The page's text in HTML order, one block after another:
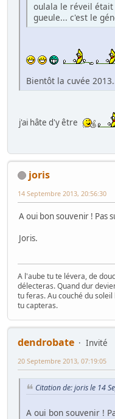
oulala le réveil
gueule... c'est le
Bientôt la cuvée
j'ai hâte d'y être
joris
14 Septembre 2013, 20:56:30
A oui bon souvenir ! Pas
Joris.
A l'aube tu te lévera, de
délecteras. Quand dur
tu feras. Au couché du
tu capteras.
dendrobate
Invité
20 Septembre 2013, 07:19:05
Citation de: joris le 14
A oui bon souvenir !